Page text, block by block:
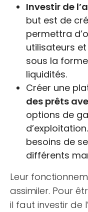
Investir de
but est de
permettra
utilisateurs
sous la
liquidités.
Créer une
des prêts
options de
besoins de
différents
Leur
assimiler. Pour
il faut investir de